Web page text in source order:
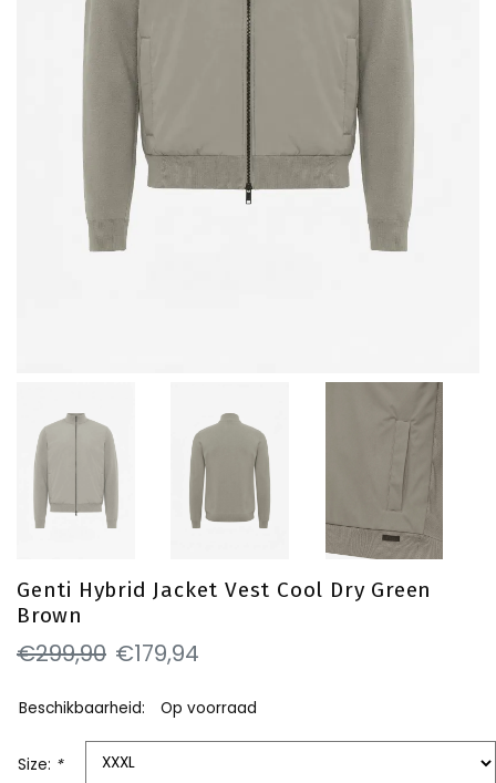
Genti Hybrid Jacket Vest Cool Dry Green
Brown
€299,90 €179,94
Beschikbaarheid: Op voorraad
Size: *